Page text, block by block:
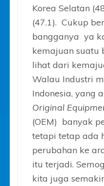
Korea Selatan
(47.1). Cukup
bangganya ya
kemajuan suatu
lihat dari
Walau Industri
Indonesia, yang
Original
(OEM) banyak
tetapi tetap ada
perubahan ke
itu terjadi.
kita juga